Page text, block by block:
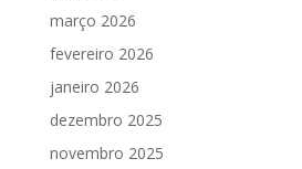
março 2026
fevereiro 2026
janeiro 2026
dezembro 2025
novembro 2025